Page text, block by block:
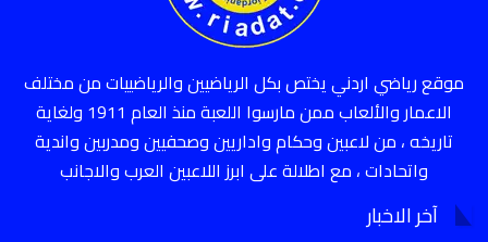
موقع رياضي اردني يختص بكل الرياضيين والرياضييات من مختلف
الاعمار والألعاب ممن مارسوا اللعبة منذ العام 1911 ولغاية
تاريخه ، من لاعبين وحكام واداريين وصحفيين ومدربين واندية
واتحادات ، مع اطلالة على ابرز اللاعبين العرب والاجانب
آخر الاخبار